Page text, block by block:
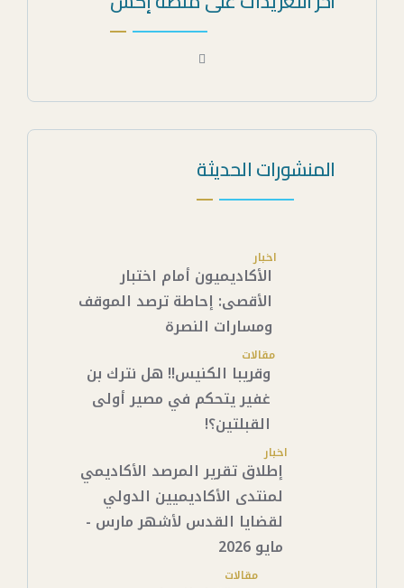
المنشورات الحديثة
اخبار
الأكاديميون أمام اختبار
الأقصى: إحاطة ترصد الموقف
ومسارات النصرة
مقالات
وقريبا الكنيس!! هل نترك بن
غفير يتحكم في مصير أولى
القبلتين؟!
اخبار
إطلاق تقرير المرصد الأكاديمي
لمنتدى الأكاديميين الدولي
لقضايا القدس لأشهر مارس -
مايو 2026
مقالات